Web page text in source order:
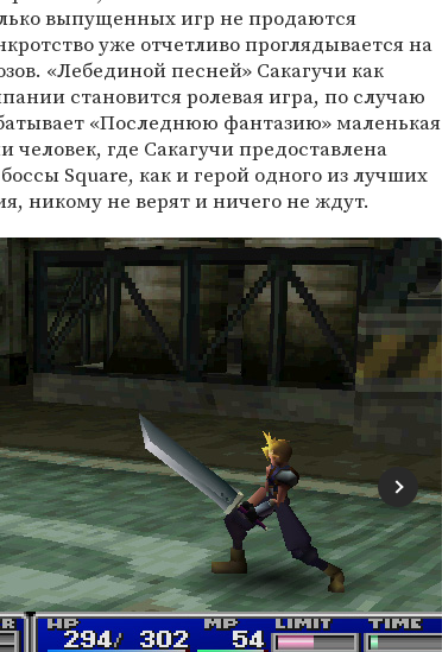
выпущенных игр не продаются
уже отчетливо проглядывается на
«Лебединой песней» Сакагучи как
становится ролевая игра, по случаю
«Последнюю фантазию» маленькая
человек, где Сакагучи предоставлена
Square, как и герой одного из лучших
никому не верят и ничего не ждут.